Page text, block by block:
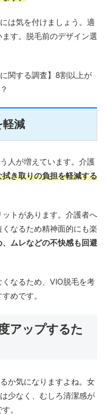
は気を付けましょう。適
す。脱毛前のデザイン選
関する調査】8割以上が
減
人が増えています。介護
き取りの負担を軽減する
トがあります。介護者へ
なるため精神面的にも楽
ムレなどの不快感も回避
なるため、VIO脱毛を考
めです。
アップするた
か気になりますよね。 女
少なく、むしろ清潔感が
。